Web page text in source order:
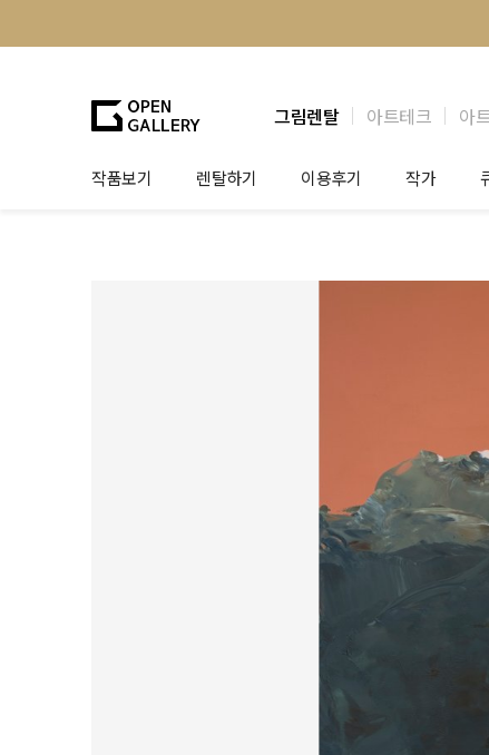
그림렌탈 아트테크 아
작품보기 렌탈하기 이용후기
법인 고객
작가
작가공모